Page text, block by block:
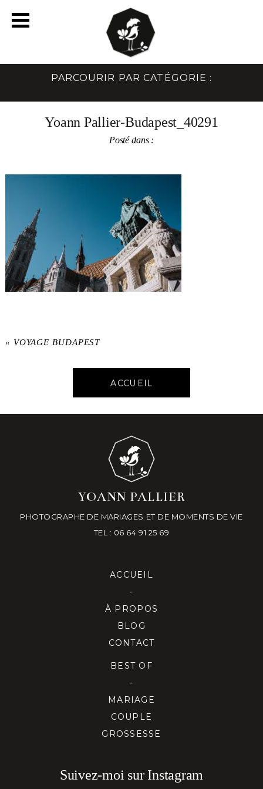
PARCOURIR PAR CATÉGORIE :
Yoann Pallier-Budapest_40291
Posté dans :
« VOYAGE BUDAPEST
ACCUEIL
YOANN PALLIER
PHOTOGRAPHE DE MARIAGES ET DE MOMENTS DE VIE
TEL : 06 64 91 25 69
ACCUEIL
-
À PROPOS
BLOG
CONTACT
BEST OF
-
MARIAGE
COUPLE
GROSSESSE
Suivez-moi sur Instagram